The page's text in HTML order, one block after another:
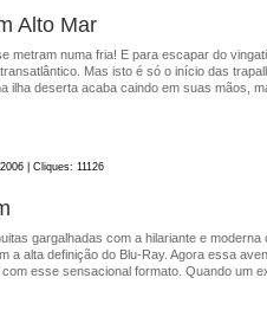
Alto Mar
metram numa fria! E para escapar do
Mas isto é só o início das
ilha deserta acaba caindo em suas mãos,
| Cliques: 11126
gargalhadas com a hilariante e moderna
a alta definição do Blu-Ray. Agora essa
esse sensacional formato. Quando um